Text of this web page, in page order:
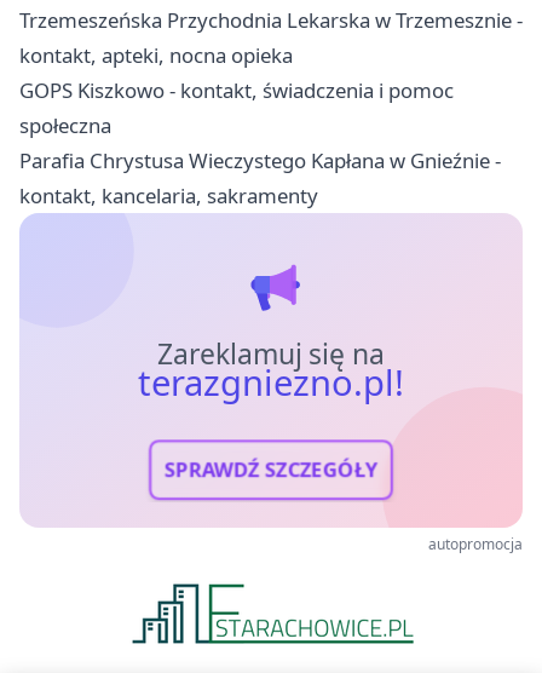
Trzemeszeńska Przychodnia Lekarska w Trzemesznie -
kontakt, apteki, nocna opieka
GOPS Kiszkowo - kontakt, świadczenia i pomoc
społeczna
Parafia Chrystusa Wieczystego Kapłana w Gnieźnie -
kontakt, kancelaria, sakramenty
Zareklamuj się na
terazgniezno.pl!
SPRAWDŹ SZCZEGÓŁY
autopromocja